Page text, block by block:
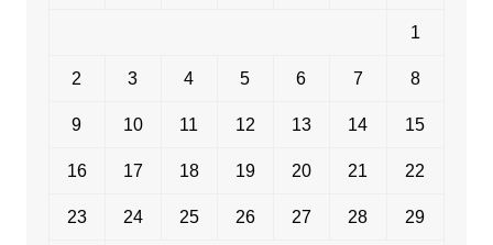
1
2 3 4 5 6 7 8
9 10 11 12 13 14 15
16 17 18 19 20 21 22
23 24 25 26 27 28 29